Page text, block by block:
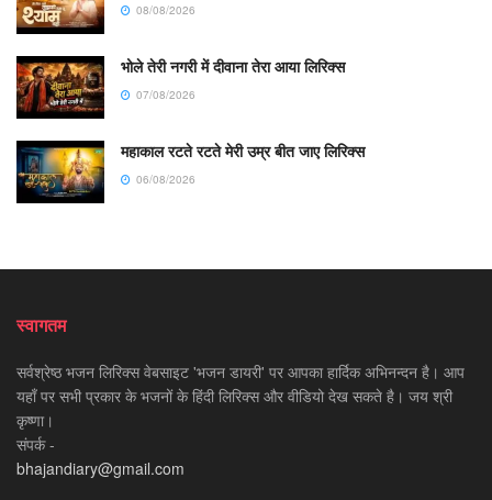
08/08/2026
भोले तेरी नगरी में दीवाना तेरा आया लिरिक्स
07/08/2026
महाकाल रटते रटते मेरी उम्र बीत जाए लिरिक्स
06/08/2026
स्वागतम
सर्वश्रेष्ठ भजन लिरिक्स वेबसाइट 'भजन डायरी' पर आपका हार्दिक अभिनन्दन है। आप
यहाँ पर सभी प्रकार के भजनों के हिंदी लिरिक्स और वीडियो देख सकते है। जय श्री
कृष्णा।
संपर्क -
bhajandiary@gmail.com